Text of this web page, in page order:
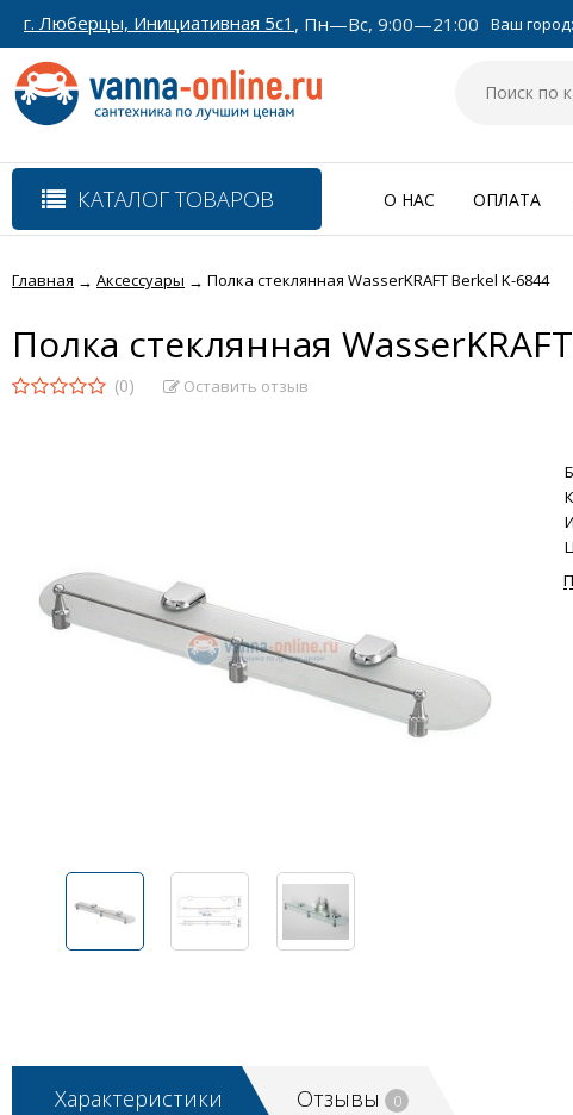
г. Люберцы, Инициативная 5с1 , Пн—Вс, 9:00—21:00 Ваш город:
КАТАЛОГ ТОВАРОВ О НАС ОПЛАТА
Главная → Аксессуары → Полка стеклянная WasserKRAFT Berkel K-6844
Полка стеклянная
(0) Оставить отзыв
Характеристики Отзывы 0